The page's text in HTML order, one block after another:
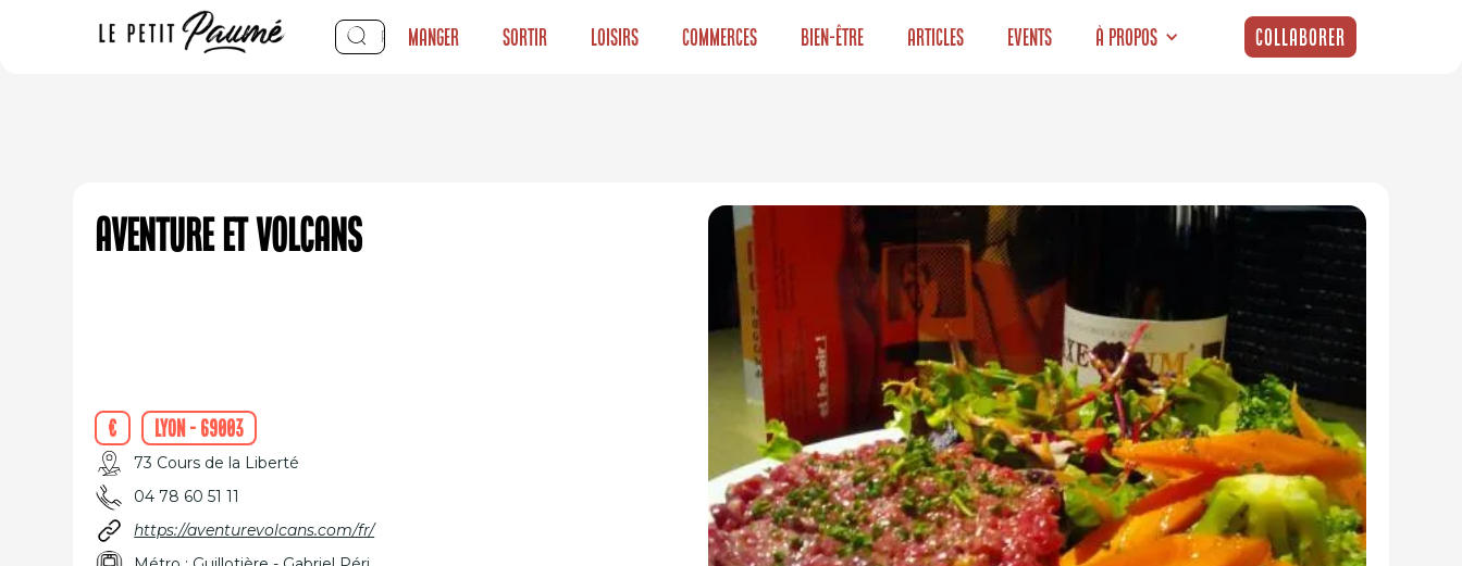
Manger Sortir Loisirs Commerces Bien-être Articles Events À propos Collaborer
Aventure et Volcans
€ Lyon - 69003
73 Cours de la Liberté
04 78 60 51 11
https://aventurevolcans.com/fr/